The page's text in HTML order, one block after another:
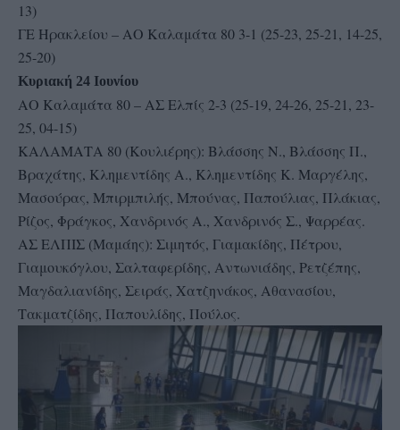
13)
ΓΕ Ηρακλείου – ΑΟ Καλαμάτα 80 3-1 (25-23, 25-21, 14-25,
25-20)
Κυριακή 24 Ιουνίου
ΑΟ Καλαμάτα 80 – ΑΣ Ελπίς 2-3 (25-19, 24-26, 25-21, 23-
25, 04-15)
ΚΑΛΑΜΑΤΑ 80 (Κουλιέρης): Βλάσσης Ν., Βλάσσης Π.,
Βραχάτης, Κλημεντίδης Α., Κλημεντίδης Κ. Μαργέλης,
Μασούρας, Μπιρμπιλής, Μπούνας, Παπούλιας, Πλάκιας,
Ρίζος, Φράγκος, Χανδρινός Α., Χανδρινός Σ., Ψαρρέας.
ΑΣ ΕΛΠΙΣ (Μαμάης): Σιμητός, Γιαμακίδης, Πέτρου,
Γιαμουκόγλου, Σαλταφερίδης, Αντωνιάδης, Ρετζέπης,
Μαγδαλιανίδης, Σειράς, Χατζηνάκος, Αθανασίου,
Τακματζίδης, Παπουλίδης, Πούλος.